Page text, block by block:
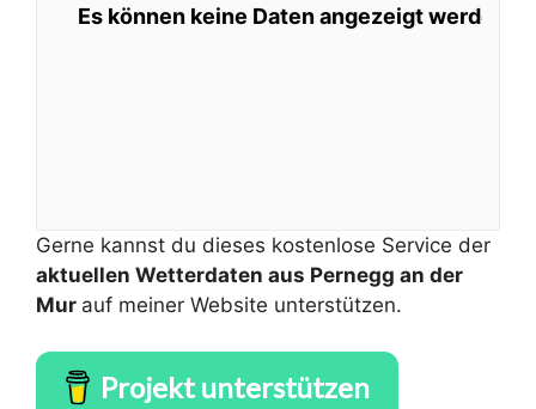
Es können keine Daten angezeigt werden
Gerne kannst du dieses kostenlose Service der
aktuellen Wetterdaten aus Pernegg an der
Mur auf meiner Website unterstützen.
Projekt unterstützen